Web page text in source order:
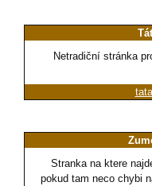
Netradiční stránka
Stranka na ktere
pokud tam neco chybi